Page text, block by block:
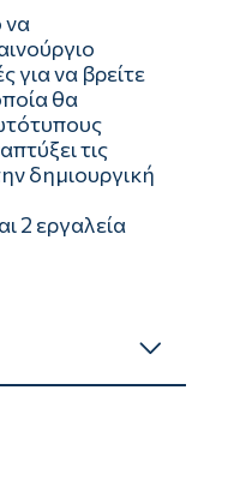
να
για να βρείτε
θα
τις
δημιουργική
2 εργαλεία